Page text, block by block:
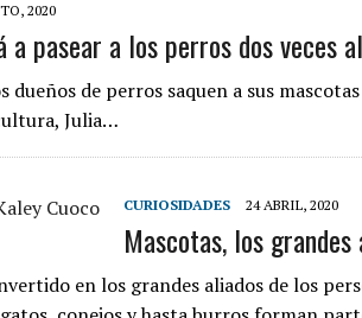
2020
pasear a los perros dos veces
dueños de perros saquen a sus
Julia…
CURIOSIDADES 24 ABRIL, 2020
Mascotas, los
en los grandes aliados de los